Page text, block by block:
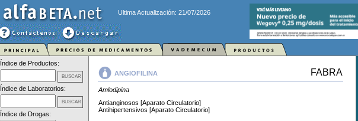
Ultima Actualización: 21/07/2026
Índice de Productos:
Índice de Laboratorios:
Índice de Drogas:
ANGIOFILINA FABRA
Amlodipina
Antianginosos [Aparato Circulatorio]
Antihipertensivos [Aparato Circulatorio]